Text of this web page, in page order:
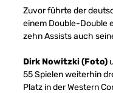
Zuvor führte der
einem Double-Double
zehn Assists auch
Dirk Nowitzki (Foto)
55 Spielen weiterhin
Platz in der Western